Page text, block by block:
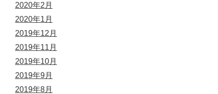
2020年2月
2020年1月
2019年12月
2019年11月
2019年10月
2019年9月
2019年8月